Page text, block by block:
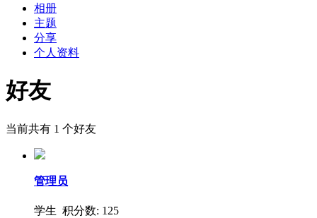
相册
主题
分享
个人资料
好友
当前共有 1 个好友
管理员
学生 积分数: 125